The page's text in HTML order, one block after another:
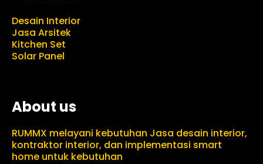
Desain Interior
Jasa Arsitek
Kitchen Set
Solar Panel
About us
RUMMX melayani kebutuhan Jasa desain interior,
kontraktor interior, dan implementasi smart
home untuk kebutuhan